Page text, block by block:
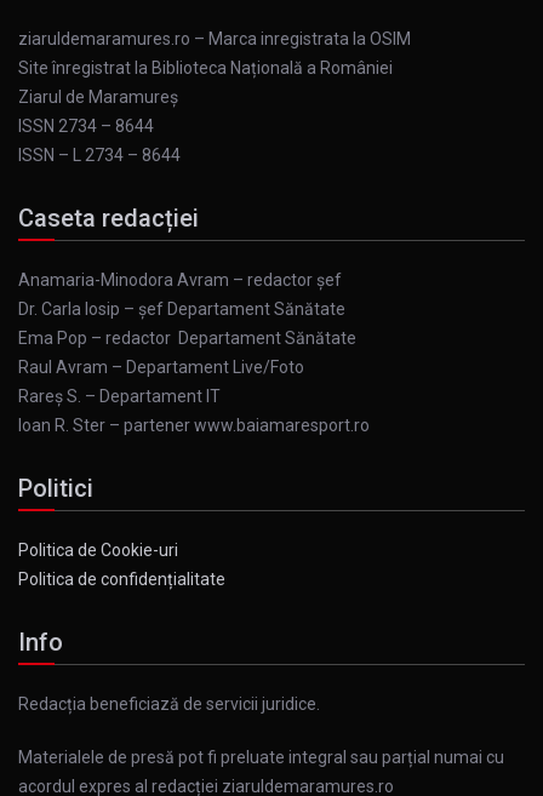
ziaruldemaramures.ro – Marca inregistrata la OSIM
Site înregistrat la Biblioteca Națională a României
Ziarul de Maramureş
ISSN 2734 – 8644
ISSN – L 2734 – 8644
Caseta redacției
Anamaria-Minodora Avram – redactor șef
Dr. Carla Iosip – șef Departament Sănătate
Ema Pop – redactor Departament Sănătate
Raul Avram – Departament Live/Foto
Rareș S. – Departament IT
Ioan R. Ster – partener www.baiamaresport.ro
Politici
Politica de Cookie-uri
Politica de confidențialitate
Info
Redacția beneficiază de servicii juridice.
Materialele de presă pot fi preluate integral sau parțial numai cu
acordul expres al redacției ziaruldemaramures.ro